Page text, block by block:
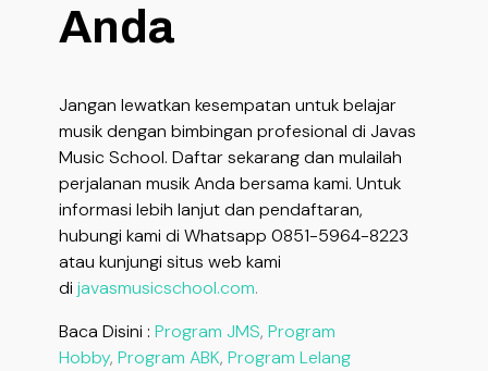
Anda
Jangan lewatkan kesempatan untuk belajar
musik dengan bimbingan profesional di Javas
Music School. Daftar sekarang dan mulailah
perjalanan musik Anda bersama kami. Untuk
informasi lebih lanjut dan pendaftaran,
hubungi kami di Whatsapp 0851-5964-8223
atau kunjungi situs web kami
di javasmusicschool.com.
Baca Disini : Program JMS, Program
Hobby, Program ABK, Program Lelang